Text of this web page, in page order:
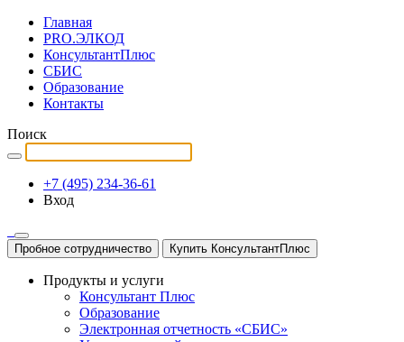
Главная
PRO.ЭЛКОД
КонсультантПлюс
СБИС
Образование
Контакты
Поиск
+7 (495) 234-36-61
Вход
Пробное сотрудничество Купить КонсультантПлюс
Продукты и услуги
Консультант Плюс
Образование
Электронная отчетность «СБИС»